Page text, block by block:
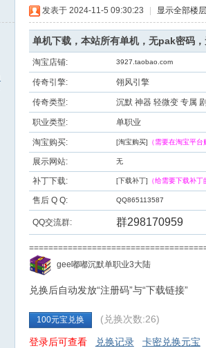
发表于 2024-11-5 09:30:23 显示全部楼层
单机下载，本站所有单机，无pak密码
淘宝店铺: 3927.taobao.com
传奇引擎: 翎风引擎
传奇类型: 沉默 神器 轻微变 专属
职业类型: 单职业
淘宝购买: [淘宝购买] （需要在淘宝平
展示网站: 无
补丁下载: [下载补丁] （给需要下载补
售后 Q Q: QQ865113587
QQ交流群: 群298170959
gee嘟嘟沉默单职业3大陆
兑换后自动发放“注册码”与“下载链接”
100元宝兑换 (兑换次数:26)
登录后可查看 兑换记录 卡密兑换元宝